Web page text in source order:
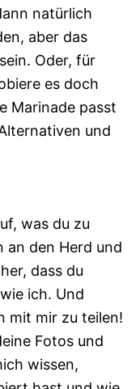
natürlich
aber das
Oder, für
es doch
Marinade passt
und
was du zu
an den Herd und
dass du
ich. Und
mit mir zu teilen!
Fotos und
wissen,